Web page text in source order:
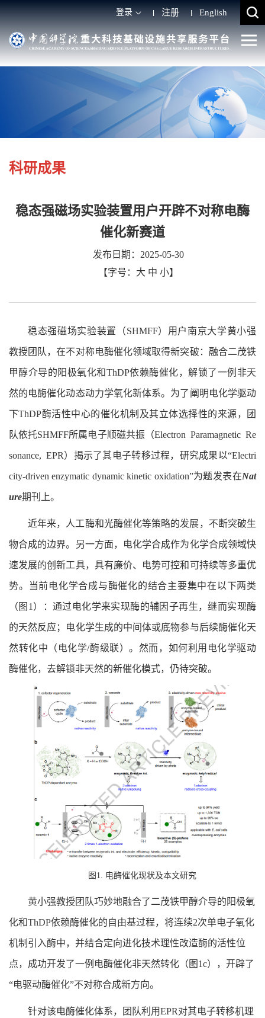
登录 注册 English
科研成果
稳态强磁场实验装置用户开辟不对称电酶
催化新赛道
发布日期：2025-05-30
【字号： 大 中 小】
稳态强磁场实验装置（SHMFF）用户南京大学黄小强
教授团队，在不对称电酶催化领域取得新突破：融合二茂铁
甲醇介导的阳极氧化和ThDP依赖酶催化，解锁了一例非天
然的电酶催化动态动力学氧化新体系。为了阐明电化学驱动
下ThDP酶活性中心的催化机制及其立体选择性的来源，团
队依托SHMFF所属电子顺磁共振（Electron Paramagnetic Re
sonance, EPR）揭示了其电子转移过程，研究成果以“Electri
city-driven enzymatic dynamic kinetic oxidation”为题发表在Nat
ure期刊上。
近年来，人工酶和光酶催化等策略的发展，不断突破生
物合成的边界。另一方面，电化学合成作为化学合成领域快
速发展的创新工具，具有廉价、电势可控和可持续等多重优
势。当前电化学合成与酶催化的结合主要集中在以下两类
（图 1 ）：通过电化学来实现酶的辅因子再生，继而实现酶
的天然反应；电化学生成的中间体或底物参与后续酶催化天
然转化中（电化学/酶级联）。然而，如何利用电化学驱动
酶催化，去解锁非天然的新催化模式，仍待突破。
图1. 电酶催化现状及本文研究
黄小强教授团队巧妙地融合了二茂铁甲醇介导的阳极氧
化和ThDP依赖酶催化的自由基过程，将连续2次单电子氧化
机制引入酶中，并结合定向进化技术理性改造酶的活性位
点，成功开发了一例电酶催化非天然转化（图 1c），开辟了
“电驱动酶催化”不对称合成新方向。
针对该电酶催化体系，团队利用EPR对其电子转移机理